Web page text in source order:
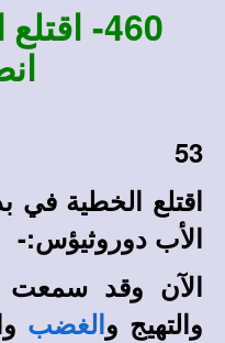
460-
53
اقتلع الخطية في
الأب دوروثيؤس:-
الآن وقد
والتهيج و الغضب